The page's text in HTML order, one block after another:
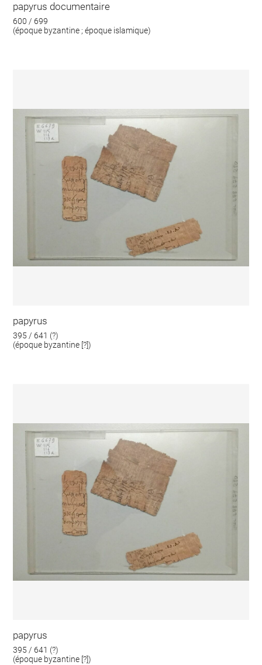
papyrus documentaire
600 / 699
(époque byzantine ; époque islamique)
papyrus
395 / 641 (?)
(époque byzantine [?])
papyrus
395 / 641 (?)
(époque byzantine [?])